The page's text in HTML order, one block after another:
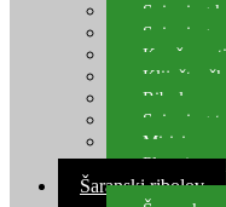
Spinning
Spinning
Kopče,
Kliješta,
Ribolov
Spinning
Mirisi za
Plovci za
Šaranski ribolov